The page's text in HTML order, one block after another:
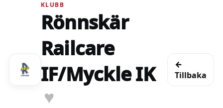
KLUBB
Rönnskär
Railcare
IF/Myckle IK
♥
←
Tillbaka